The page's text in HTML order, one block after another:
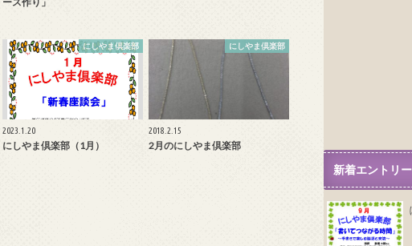
にしやま倶楽部
2023.1.20
にしやま倶楽部（1月）
にしやま倶楽部
2018.2.15
2月のにしやま倶楽部
新着エントリー